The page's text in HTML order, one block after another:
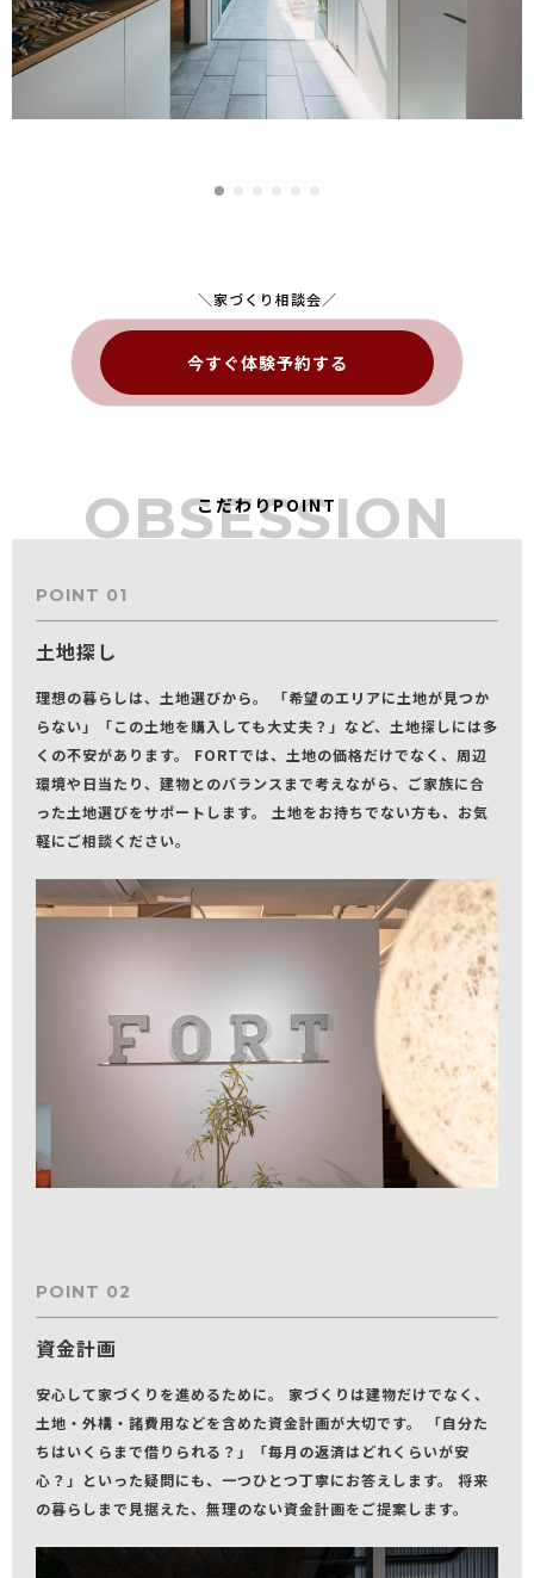
＼家づくり相談会／
今すぐ体験予約する
OBSESSION
こだわりPOINT
POINT 01
土地探し
理想の暮らしは、土地選びから。 「希望のエリアに土地が見つか
らない」「この土地を購入しても大丈夫？」など、土地探しには多
くの不安があります。 FORTでは、土地の価格だけでなく、周辺
環境や日当たり、建物とのバランスまで考えながら、ご家族に合
った土地選びをサポートします。 土地をお持ちでない方も、お気
軽にご相談ください。
POINT 02
資金計画
安心して家づくりを進めるために。 家づくりは建物だけでなく、
土地・外構・諸費用などを含めた資金計画が大切です。 「自分た
ちはいくらまで借りられる？」「毎月の返済はどれくらいが安
心？」といった疑問にも、一つひとつ丁寧にお答えします。 将来
の暮らしまで見据えた、無理のない資金計画をご提案します。